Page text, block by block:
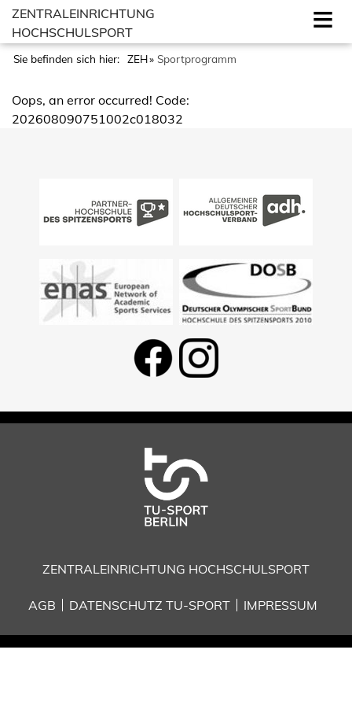
ZENTRALEINRICHTUNG
HOCHSCHULSPORT
Sie befinden sich hier: ZEH Sportprogramm
Oops, an error occurred! Code:
202608090751002c018032
ZENTRALEINRICHTUNG HOCHSCHULSPORT
AGB DATENSCHUTZ TU-SPORT IMPRESSUM